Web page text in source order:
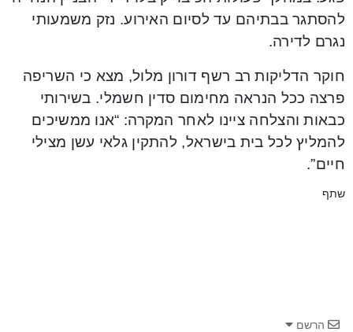
להסתגר בבתיהם עד לסיום האירוע. נזק משמעותי
נגרם לדירה.
חוקר הדליקות רב רשף דורון מלול, מצא כי השריפה
פרצה ככל הנראה מחימום סדין חשמלי. בשירותי
כבאות והצלחה ציינו לאחר המקרה: “אנו ממשיכים
להמליץ לכל בית בישראל, להתקין גלאי עשן מצילי
חיים”.
שתף
הרשם